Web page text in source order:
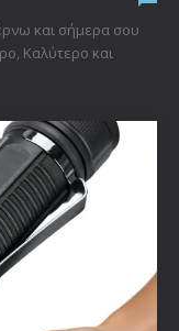
και σήμερα σου
Καλύτερο και